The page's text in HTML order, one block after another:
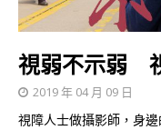
視弱不示弱
2019 年 04 月 09 日
視障人士做攝影師，身